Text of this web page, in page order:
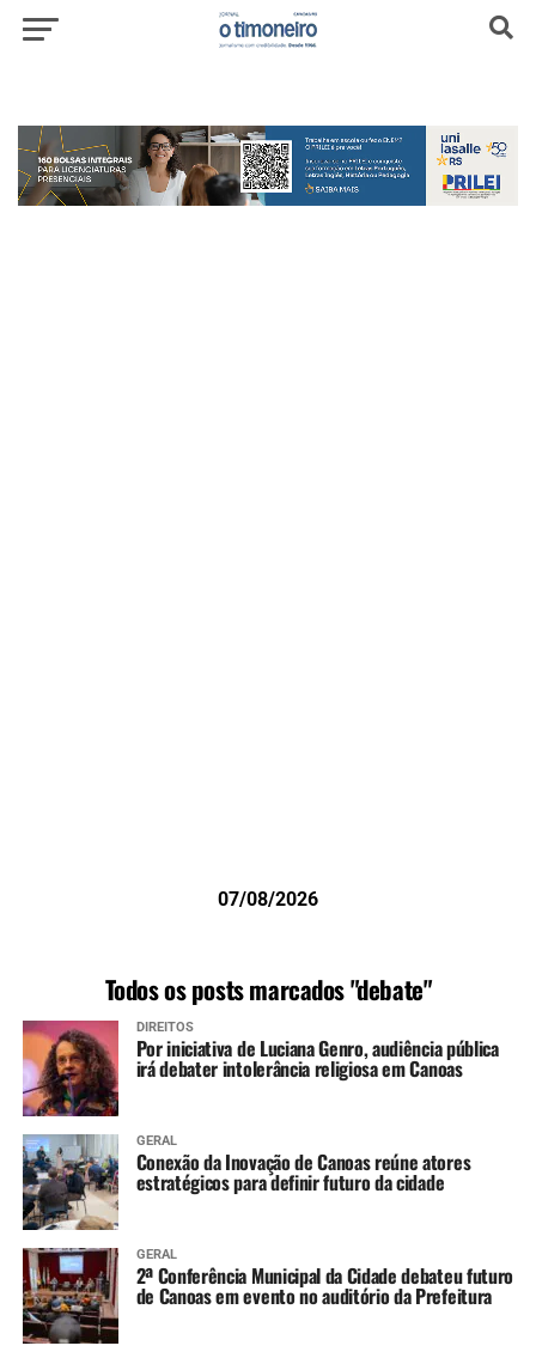
07/08/2026
Todos os posts marcados "debate"
DIREITOS
Por iniciativa de Luciana Genro, audiência pública
irá debater intolerância religiosa em Canoas
GERAL
Conexão da Inovação de Canoas reúne atores
estratégicos para definir futuro da cidade
GERAL
2ª Conferência Municipal da Cidade debateu futuro
de Canoas em evento no auditório da Prefeitura